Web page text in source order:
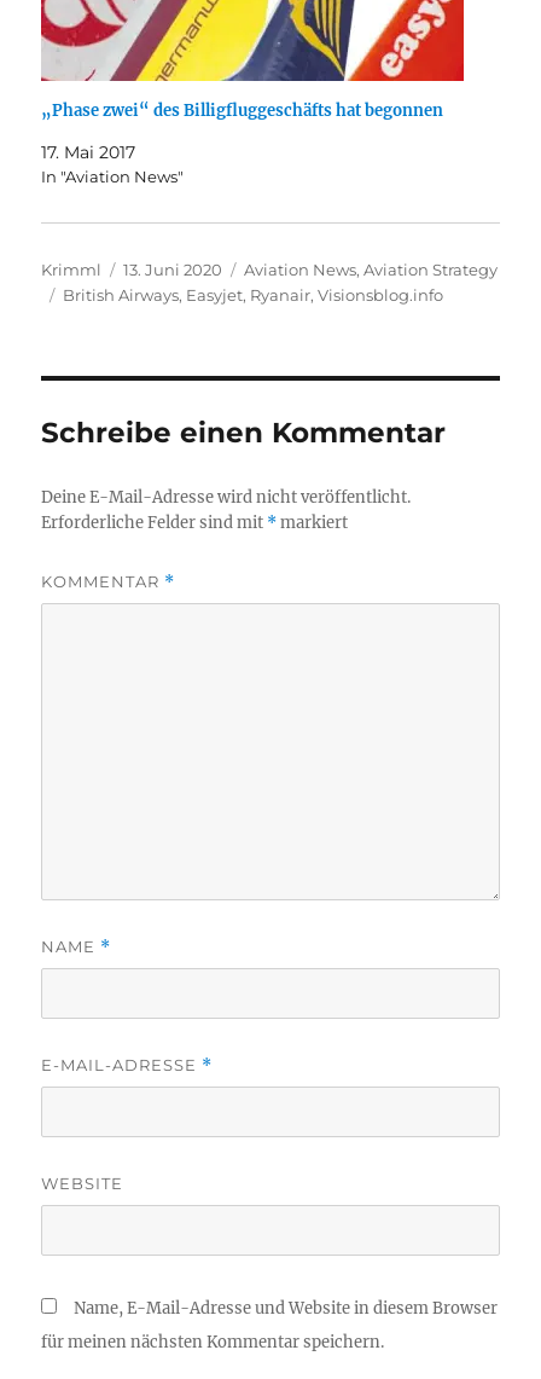
„Phase zwei“ des Billigfluggeschäfts hat begonnen
17. Mai 2017
In "Aviation News"
Autor
Krimml
Veröffentlicht
am
13. Juni 2020 Kategorien
Aviation News,Aviation Strategy
Schlagwörter
British Airways, Easyjet, Ryanair,Visionsblog.info
Schreibe einen Kommentar
Deine E-Mail-Adresse wird nicht veröffentlicht.
Erforderliche Felder sind mit *markiert
KOMMENTAR *
NAME *
E-MAIL-ADRESSE *
WEBSITE
Name, E-Mail-Adresse und Website in diesem Browser
für meinen nächsten Kommentar speichern.